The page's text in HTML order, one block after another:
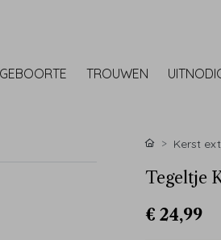
GEBOORTE TROUWEN
Kerst
Tegeltje
€ 24,99